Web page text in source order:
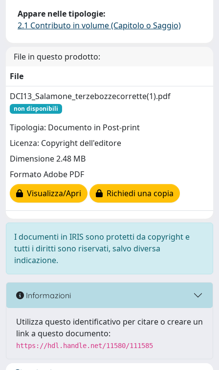
Appare nelle tipologie:
2.1 Contributo in volume (Capitolo o Saggio)
File in questo prodotto:
File
DCI13_Salamone_terzebozzecorrette(1).pdf
non disponibili
Tipologia: Documento in Post-print
Licenza: Copyright dell'editore
Dimensione 2.48 MB
Formato Adobe PDF
Visualizza/Apri
Richiedi una copia
I documenti in IRIS sono protetti da copyright e
tutti i diritti sono riservati, salvo diversa
indicazione.
Informazioni
Utilizza questo identificativo per citare o creare un
link a questo documento:
https://hdl.handle.net/11580/111585